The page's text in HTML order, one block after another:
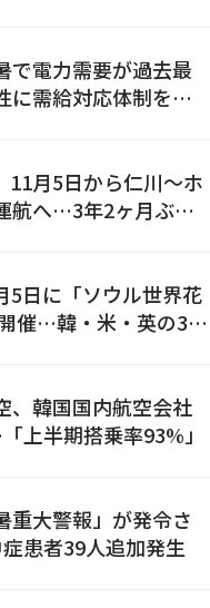
で電力需要が過去最
に需給対応体制を点
11月5日から仁川〜ホ
航へ…3年2ヶ月ぶり
5日に「ソウル世界花
催…韓・米・英の3カ
、韓国国内航空会社
上半期搭乗率93%」
重大警報」が発令さ
患者39人追加発生